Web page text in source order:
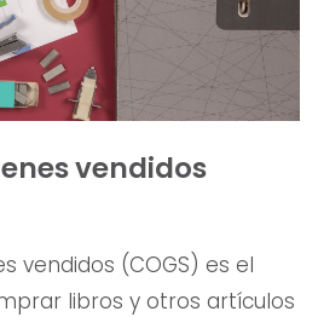
vendidos
vendidos (COGS) es el
libros y otros artículos